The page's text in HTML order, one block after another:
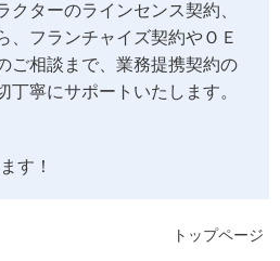
クターのラインセンス契約、
、フランチャイズ契約やＯＥ
ご相談まで、業務提携契約の
丁寧にサポートいたします。
す！
トップページ